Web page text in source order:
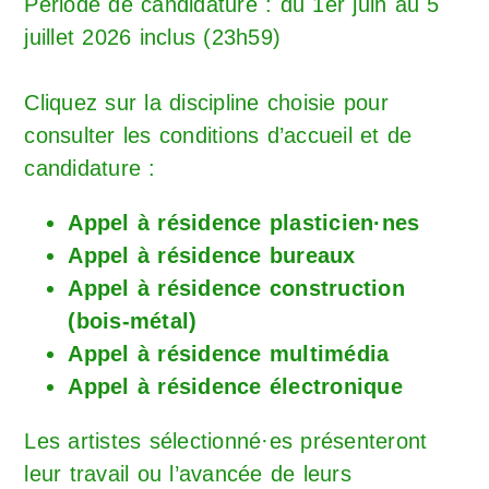
juillet 2026 inclus (23h59)
Cliquez sur la discipline choisie pour
consulter les conditions d’accueil et de
candidature :
Appel à résidence plasticien·nes
Appel à résidence bureaux
Appel à résidence construction
(bois-métal)
Appel à résidence multimédia
Appel à résidence électronique
Les artistes sélectionné·es présenteront
leur travail ou l’avancée de leurs